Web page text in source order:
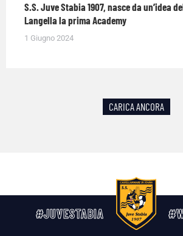
S.S. Juve Stabia 1907, nasce da un’idea
Langella la prima Academy
1 Giugno 2024
CARICA ANCORA
#JUVESTABIA